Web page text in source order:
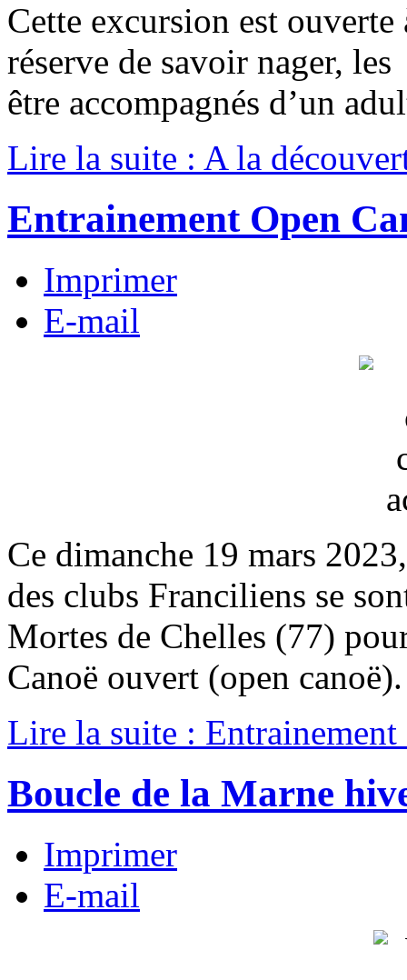
Cette excursion est
réserve de savoir nager,
être accompagnés d’un
Lire la suite : A la
Entrainement Open
Imprimer
E-mail
Ce dimanche 19 mars
des clubs Franciliens se
Mortes de Chelles (77)
Canoë ouvert (open canoë).
Lire la suite : Entrainement
Boucle de la Marne
Imprimer
E-mail